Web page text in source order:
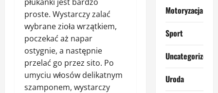
proste. Wystarczy zalać
wybrane zioła wrzątkiem,
poczekać aż napar
ostygnie, a następnie
przelać go przez sito. Po
umyciu włosów delikatnym
szamponem, wystarczy
Motoryzacja
Sport
Uncategorized
Uroda